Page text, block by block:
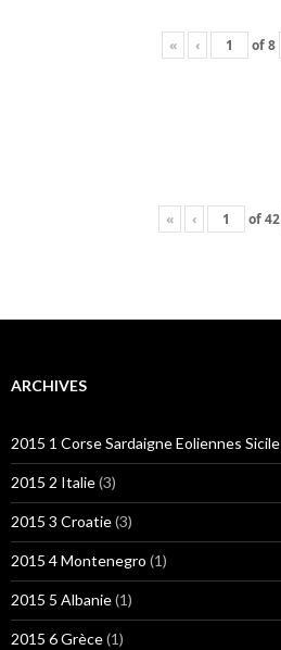
« ‹ of8
« ‹ of42
ARCHIVES
2015 1 Corse Sardaigne Eoliennes Sicile
2015 2 Italie(3)
2015 3 Croatie(3)
2015 4 Montenegro (1)
2015 5 Albanie(1)
2015 6 Grèce(1)